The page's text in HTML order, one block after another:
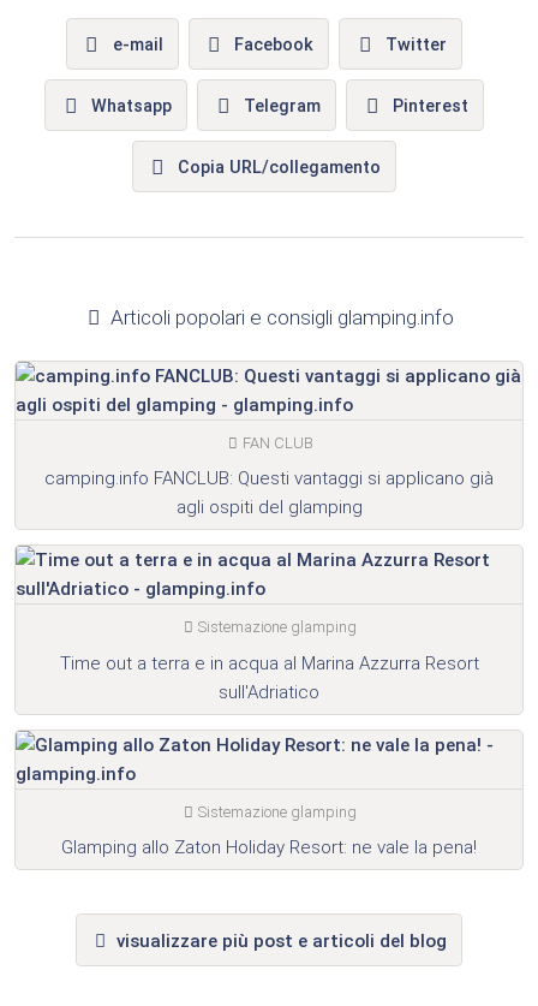
e-mail Facebook Twitter
Whatsapp Telegram Pinterest
Copia URL/collegamento
Articoli popolari e consigli glamping.info
FAN CLUB
camping.info FANCLUB: Questi vantaggi si applicano già
agli ospiti del glamping
Sistemazione glamping
Time out a terra e in acqua al Marina Azzurra Resort
sull'Adriatico
Sistemazione glamping
Glamping allo Zaton Holiday Resort: ne vale la pena!
visualizzare più post e articoli del blog